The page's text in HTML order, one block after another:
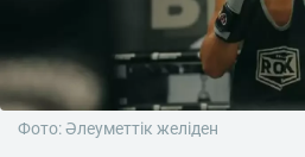
Фото: Әлеуметтік желіден